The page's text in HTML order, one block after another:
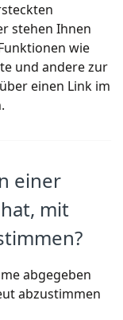
stehen Ihnen
wie
und andere zur
einen Link im
einer
mit
abgegeben
abzustimmen